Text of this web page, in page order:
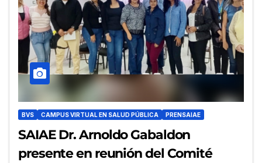
BVS CAMPUS VIRTUAL EN SALUD PÚBLICA PRENSAIAE
SAIAE Dr. Arnoldo Gabaldon
presente en reunión del Comité